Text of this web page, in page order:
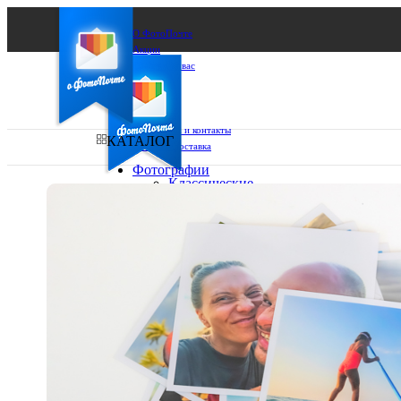
О ФотоПочте
Акции
Сделаем за вас
Бизнесу
FAQ
Франшиза
Поддержка и контакты
Оплата и доставка
Выберите из списка:
КАТАЛОГ
Фотографии
Классические
10х15
15х15
15х20
20х20
20х30
30х30
30х40
А4
Фото
в